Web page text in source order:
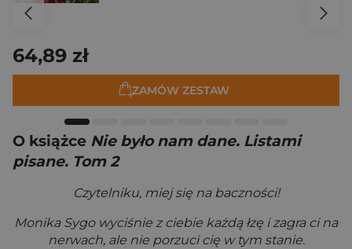
64,89 zł
ZAMÓW ZESTAW
O książce Nie było nam dane. Listami
pisane. Tom 2
Czytelniku, miej się na baczności!
Monika Sygo wyciśnie z ciebie każdą łzę i zagra ci na
nerwach, ale nie porzuci cię w tym stanie.